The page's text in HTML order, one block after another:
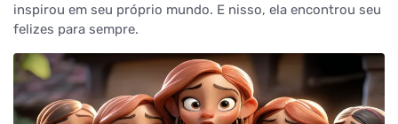
inspirou em seu próprio mundo. E nisso, ela encontrou seu
felizes para sempre.